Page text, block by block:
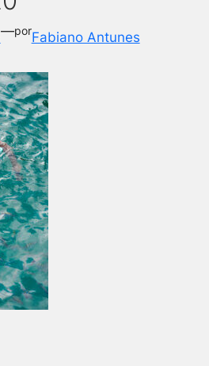
—porFabiano Antunes